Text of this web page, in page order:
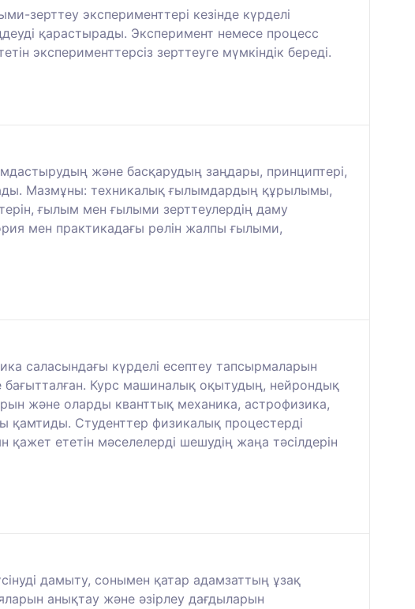
зерттеу эксперименттері кезінде күрделі
қарастырады. Эксперимент немесе процесс
эксперименттерсіз зерттеуге мүмкіндік береді.
және басқарудың заңдары, принциптері,
Мазмұны: техникалық ғылымдардың құрылымы,
ғылым мен ғылыми зерттеулердің даму
мен практикадағы рөлін жалпы ғылыми,
саласындағы күрделі есептеу тапсырмаларын
Курс машиналық оқытудың, нейрондық
және оларды кванттық механика, астрофизика,
қамтиды. Студенттер физикалық процестерді
ететін мәселелерді шешудің жаңа тәсілдерін
дамыту, сонымен қатар адамзаттың ұзақ
анықтау және әзірлеу дағдыларын